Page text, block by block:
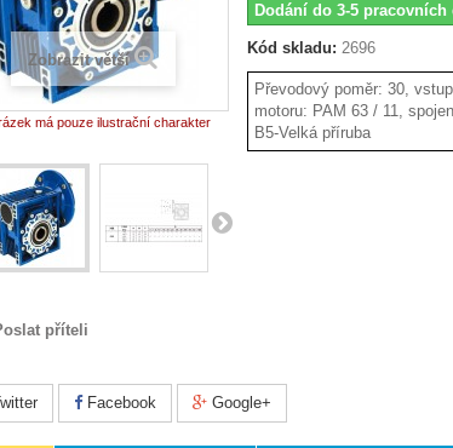
Zobrazit větší
má pouze ilustrační charakter
příteli
Dodání do 3-5 pracovních
Kód skladu: 2696
Převodový poměr: 30,
motoru: PAM 63 / 11,
B5-Velká příruba
Facebook Google+